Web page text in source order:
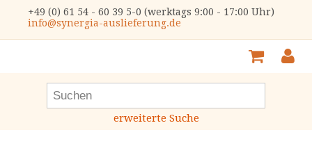
+49 (0) 61 54 - 60 39 5-0 (werktags 9:00 - 17:00 Uhr)
info@synergia-auslieferung.de
erweiterte Suche